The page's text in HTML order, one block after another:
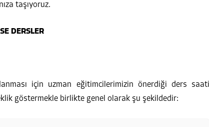
taşıyoruz.
için uzman eğitimcilerimizin önerdiği ders saati
göstermekle birlikte genel olarak şu şekildedir: